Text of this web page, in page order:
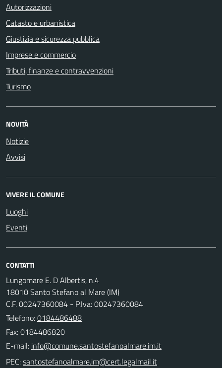
Autorizzazioni
Catasto e urbanistica
Giustizia e sicurezza pubblica
Imprese e commercio
Tributi, finanze e contravvenzioni
Turismo
NOVITÀ
Notizie
Avvisi
VIVERE IL COMUNE
Luoghi
Eventi
CONTATTI
Lungomare E. D Albertis, n.4
18010 Santo Stefano al Mare (IM)
C.F. 00247360084 - P.Iva: 00247360084
Telefono:0184486488
Fax: 0184486820
E-mail:
PEC: